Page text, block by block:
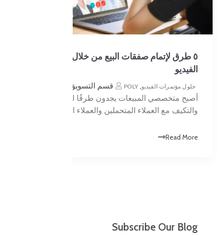
٥ طرق لإتمام صفقات البيع من خلال مؤتمرات
الفيديو
حلول مؤتمرات الفيديو POLY
قسم التسويق
أصبح متخصصي المبيعات يجدون طرقًا للتواصل
والتكيف مع العملاء المتحملين والعملاء الحاليين ، نظرًا...
Read More
Subscribe Our Blog